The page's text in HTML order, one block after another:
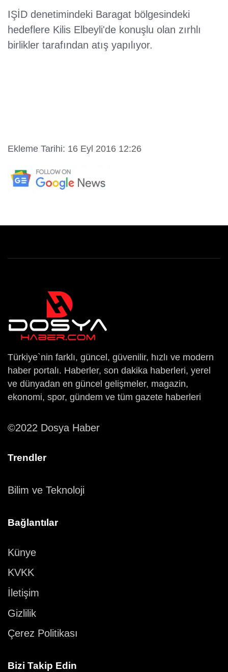
IŞİD denetimindeki Baragat bölgesindeki
hedeflere Kilis Elbeyli'de konuşlu olan zırhlı
birlikler tarafından atış yapılıyor.
Ekleme Tarihi: 16 Eyl 2016 12:26
Türkiye`nin farklı, güncel, güvenilir, hızlı ve modern
haber portalı. Haberler, son dakika haberleri, yerel
ve dünyadan en güncel gelişmeler, magazin,
ekonomi, spor, gündem ve tüm gazete haberleri
©2022 Dosya Haber
Trendler
Bilim ve Teknoloji
Bağlantılar
Künye
KVKK
İletişim
Gizlilik
Çerez Politikası
Bizi Takip Edin